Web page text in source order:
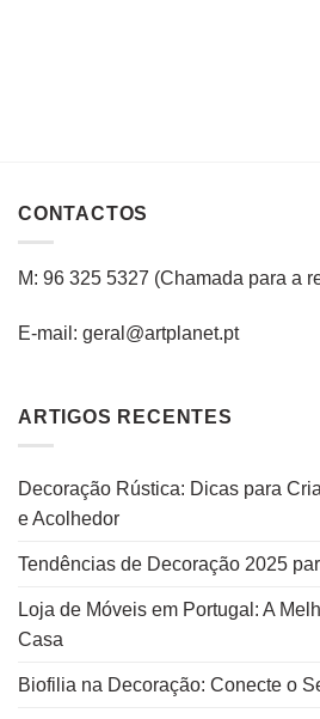
CONTACTOS
M: 96 325 5327 (Chamada para a
E-mail: geral@artplanet.pt
ARTIGOS RECENTES
Decoração Rústica: Dicas para
e Acolhedor
Tendências de Decoração 2025
Loja de Móveis em Portugal: A
Casa
Biofilia na Decoração: Conecte o